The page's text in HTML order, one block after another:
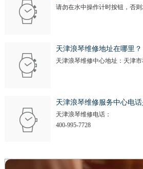
请勿在水中操作计时按钮，否则
天津浪琴维修地址在哪里？
天津浪琴维修中心地址：天津
天津浪琴维修服务中心电话
天津浪琴维修电话：
400-995-7728